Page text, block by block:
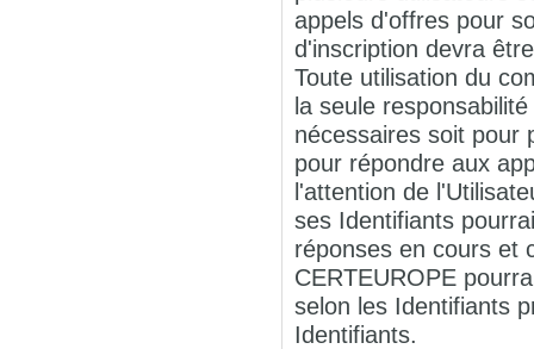
appels d'offres pour
d'inscription devra
Toute utilisation du
la seule
nécessaires soit pour
pour répondre aux
l'attention de
ses Identifiants
réponses en cours et
CERTEUROPE
selon les Identifiants
Identifiants.